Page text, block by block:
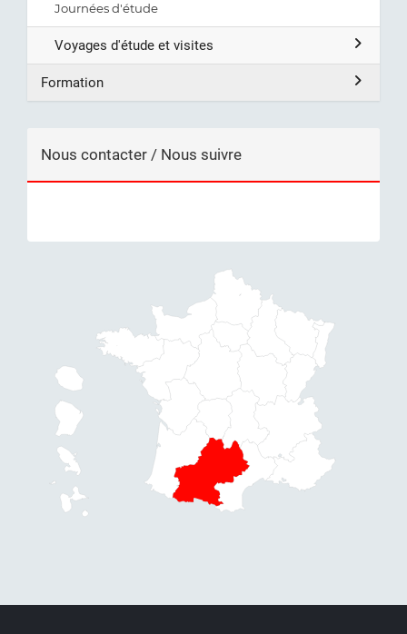
Journées d'étude
Voyages d'étude et visites
Formation
Nous contacter / Nous suivre